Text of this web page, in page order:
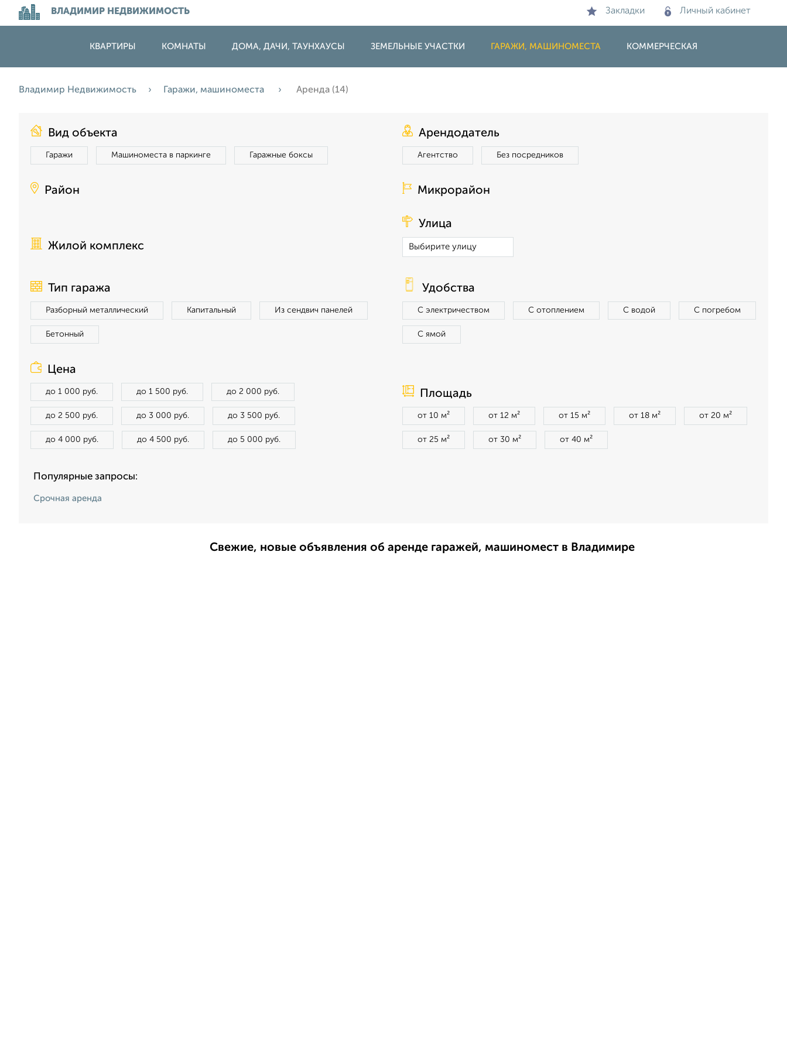
ВЛАДИМИР НЕДВИЖИМОСТЬ Закладки Личный кабинет
КВАРТИРЫ КОМНАТЫ ДОМА, ДАЧИ, ТАУНХАУСЫ ЗЕМЕЛЬНЫЕ УЧАСТКИ ГАРАЖИ, МАШИНОМЕСТА КОММЕРЧЕСКАЯ
Владимир Недвижимость Гаражи, машиноместа Аренда (14)
Вид объекта
Гаражи Машиноместа в паркинге Гаражные боксы
Арендодатель
Агентство Без посредников
Район Микрорайон
Жилой комплекс
Улица
Тип гаража
Разборный металлический Капитальный Из сендвич панелей
Бетонный
Удобства
С электричеством С отоплением С водой С погребом
С ямой
Цена
до 1 000 руб. до 1 500 руб. до 2 000 руб.
до 2 500 руб. до 3 000 руб. до 3 500 руб.
до 4 000 руб. до 4 500 руб. до 5 000 руб.
Площадь
от 10 м² от 12 м² от 15 м² от 18 м² от 20 м²
от 25 м² от 30 м² от 40 м²
Популярные запросы:
Срочная аренда
Свежие, новые объявления об аренде гаражей, машиномест в Владимире